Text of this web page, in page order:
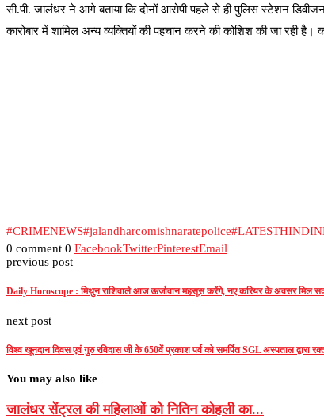
सी.पी. जालंधर ने आगे बताया कि दोनों आरोपी पहले से ही पुलिस स्टेशन
कारोबार में शामिल अन्य व्यक्तियों की पहचान करने की कोशिश की जा रही
#CRIMENEWS#jalandharcomishnaratepolice
0 comment 0 FacebookTwitterPinterestEmail
previous post
Daily Horoscope : मिथुन राशिवाले आज ऊर्जावान महसूस करेंगे, नए करियर के अवसर मिल
next post
विश्व खूनदान दिवस एवं गुरु रविदास जी के 650वें प्रकाश पर्व को समर्पित SGL अस्पताल द्वारा
You may also like
जालंधर सेंट्रल की महिलाओं को नितिन कोहली का...